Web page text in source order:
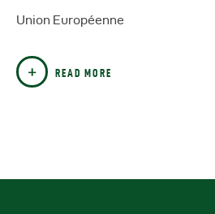
Union Européenne
READ MORE